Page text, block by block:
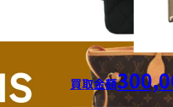
買取金額